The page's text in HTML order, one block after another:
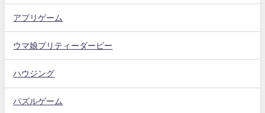
アプリゲーム
ウマ娘プリティーダービー
ハウジング
パズルゲーム